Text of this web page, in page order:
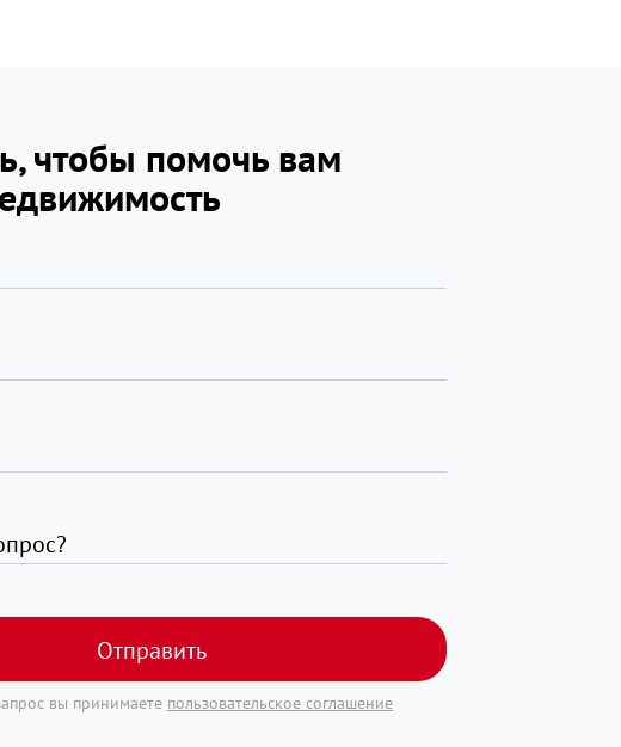
чтобы помочь вам
Отправить
вы принимаете пользовательское соглашение